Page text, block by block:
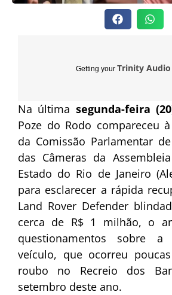
Getting your Trinity Audio
Na última segunda-feira
Poze do Rodo compareceu
da Comissão Parlamentar
das Câmeras da
Estado do Rio de Janeiro
para esclarecer a rápida
Land Rover Defender
cerca de R$ 1 milhão, o
questionamentos sobre a
veículo, que ocorreu
roubo no Recreio dos
setembro deste ano.